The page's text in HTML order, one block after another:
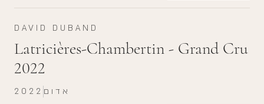
DAVID DUBAND
Latricières-Chambertin - Grand Cru
2022
2022 אדום